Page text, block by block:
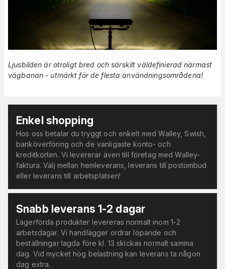
Ljusbilden är otroligt bred och särskilt väldefinierad närmast
vägbanan - utmärkt för de flesta användningsområdena!
Enkel shopping
Hos oss betalar du tryggt och enkelt med Walley, Swish,
banköverföring och de vanligaste konto- och
kreditkorten. Vi levererar även till företag med Walley-
faktura. Välj mellan hemleverans, leverans till postombud
eller leverans till arbetsplatsen!
Snabb leverans 1-2 dagar
Lagerförda produkter levereras normalt inom 1-2
arbetsdagar. Vi handlägger ordrar löpande och
beställningar lagda före kl. 13 skickas normalt samma
dag. Vid mycket hög belastning kan leverans ta någon
dag extra.